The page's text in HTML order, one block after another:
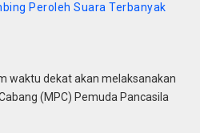
Peroleh Suara Terbanyak
waktu dekat akan melaksanakan
(MPC) Pemuda Pancasila